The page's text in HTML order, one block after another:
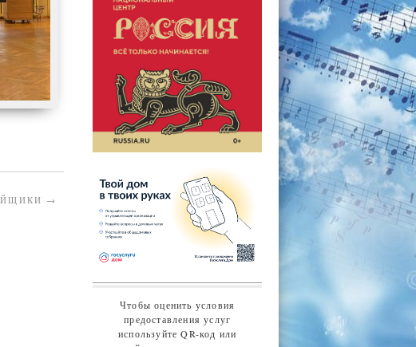
→
Чтобы оценить условия
предоставления услуг
используйте QR-код или